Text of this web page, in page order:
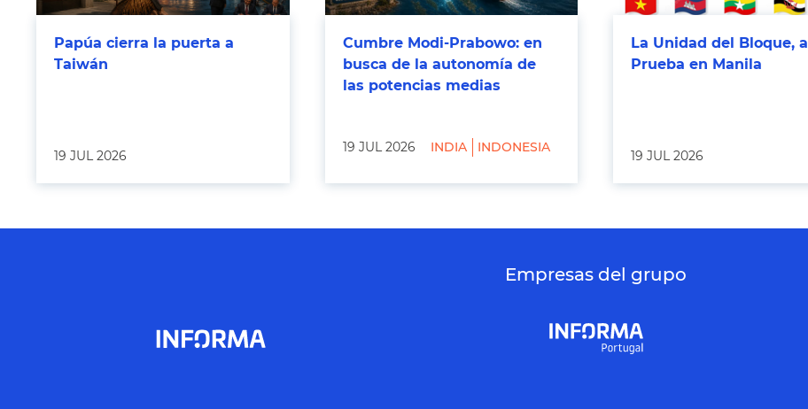
Papúa cierra la puerta a
Taiwán
19 JUL 2026
Cumbre Modi-Prabowo: en
busca de la autonomía de
las potencias medias
19 JUL 2026 INDIA INDONESIA
La Unidad del Bloque, a
Prueba en Manila
19 JUL 2026
Empresas del grupo